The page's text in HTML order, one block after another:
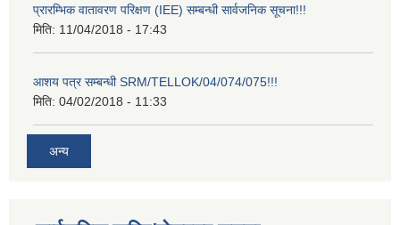
प्रारम्भिक वातावरण परिक्षण (IEE) सम्बन्धी सार्वजनिक सूचना!!!
मिति: 11/04/2018 - 17:43
आशय पत्र सम्बन्धी SRM/TELLOK/04/074/075!!!
मिति: 04/02/2018 - 11:33
अन्य